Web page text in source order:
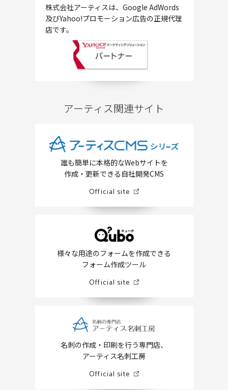
株式会社アーティスは、 Google AdWords
及びYahoo!プロモーション広告の正規代理
店です。
アーティス関連サイト
誰も簡単に本格的なWebサイトを
作成・更新できる自社開発CMS
Official site
様々な用途のフォームを作成できる
フォーム作成ツール
Official site
名刺の作成・印刷を行う専門店、
アーティス名刺工房
Official site